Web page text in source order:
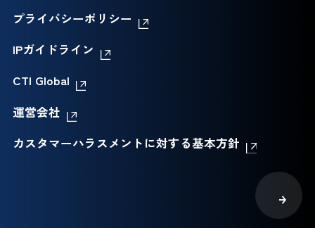
プライバシーポリシー
IPガイドライン
CTI Global
運営会社
カスタマーハラスメントに対する基本方針